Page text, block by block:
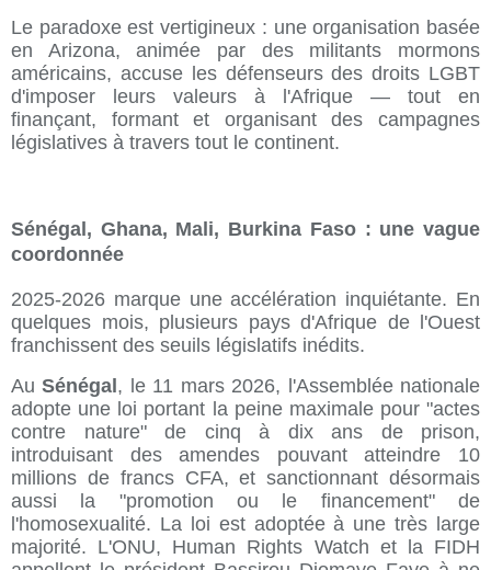
Le paradoxe est vertigineux : une organisation basée
en Arizona, animée par des militants mormons
américains, accuse les défenseurs des droits LGBT
d'imposer leurs valeurs à l'Afrique — tout en
finançant, formant et organisant des campagnes
législatives à travers tout le continent.
Sénégal, Ghana, Mali, Burkina Faso : une vague
coordonnée
2025-2026 marque une accélération inquiétante. En
quelques mois, plusieurs pays d'Afrique de l'Ouest
franchissent des seuils législatifs inédits.
AuSénégal , le 11 mars 2026, l'Assemblée nationale
adopte une loi portant la peine maximale pour "actes
contre nature" de cinq à dix ans de prison,
introduisant des amendes pouvant atteindre 10
millions de francs CFA, et sanctionnant désormais
aussi la "promotion ou le financement" de
l'homosexualité. La loi est adoptée à une très large
majorité. L'ONU, Human Rights Watch et la FIDH